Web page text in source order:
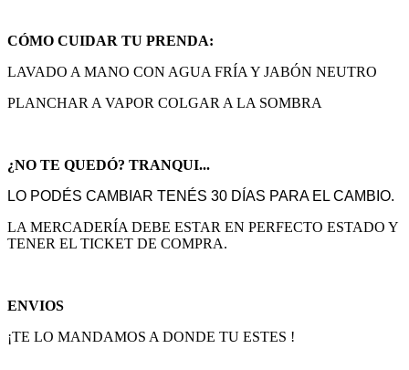
CÓMO CUIDAR TU PRENDA:
LAVADO A MANO CON AGUA FRÍA Y JABÓN NEUTRO
PLANCHAR A VAPOR COLGAR A LA SOMBRA
¿NO TE QUEDÓ? TRANQUI...
LO PODÉS CAMBIAR TENÉS 30 DÍAS PARA EL CAMBIO.
LA MERCADERÍA DEBE ESTAR EN PERFECTO ESTADO Y
TENER EL TICKET DE COMPRA.
ENVIOS
¡TE LO MANDAMOS A DONDE TU ESTES !